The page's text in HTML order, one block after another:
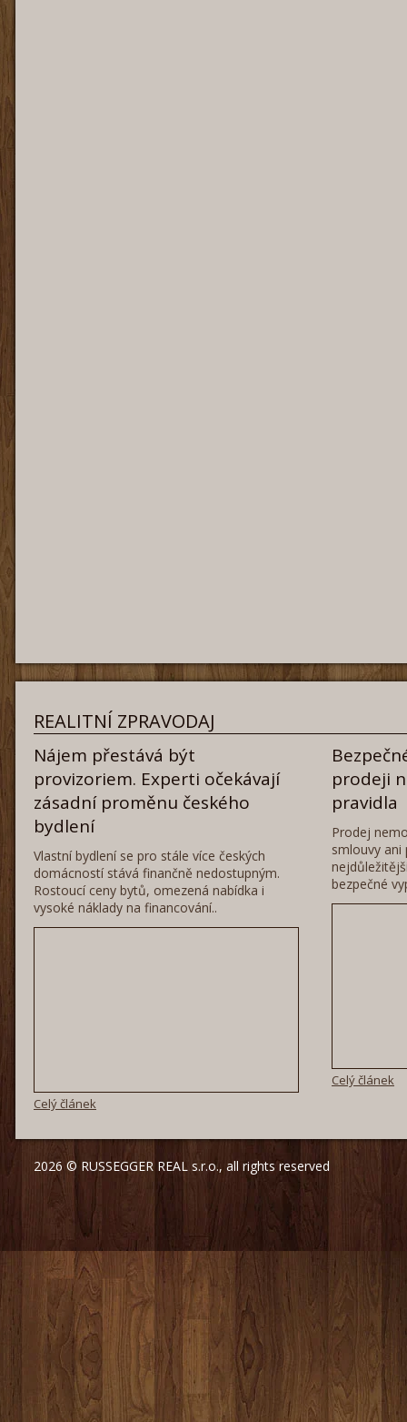
REALITNÍ ZPRAVODAJ
Nájem přestává být
provizoriem. Experti očekávají
zásadní proměnu českého
bydlení
Vlastní bydlení se pro stále více českých
domácností stává finančně nedostupným.
Rostoucí ceny bytů, omezená nabídka i
vysoké náklady na financování..
Celý článek
prodeji
pravidla
Prodej
smlouvy ani
bezpečné
Celý článek
2026 © RUSSEGGER REAL s.r.o., all rights reserved